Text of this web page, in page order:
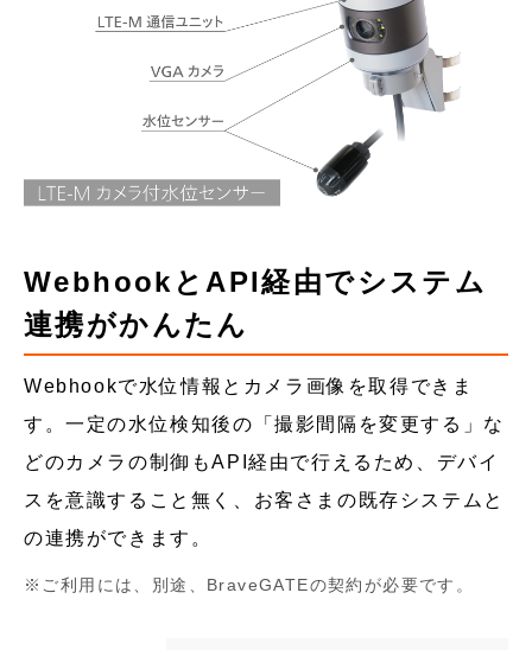
WebhookとAPI経由でシステム
連携がかんたん
Webhookで水位情報とカメラ画像を取得できま
す。一定の水位検知後の「撮影間隔を変更する」な
どのカメラの制御もAPI経由で行えるため、デバイ
スを意識すること無く、お客さまの既存システムと
の連携ができます。
ご利用には、別途、BraveGATEの契約が必要です。